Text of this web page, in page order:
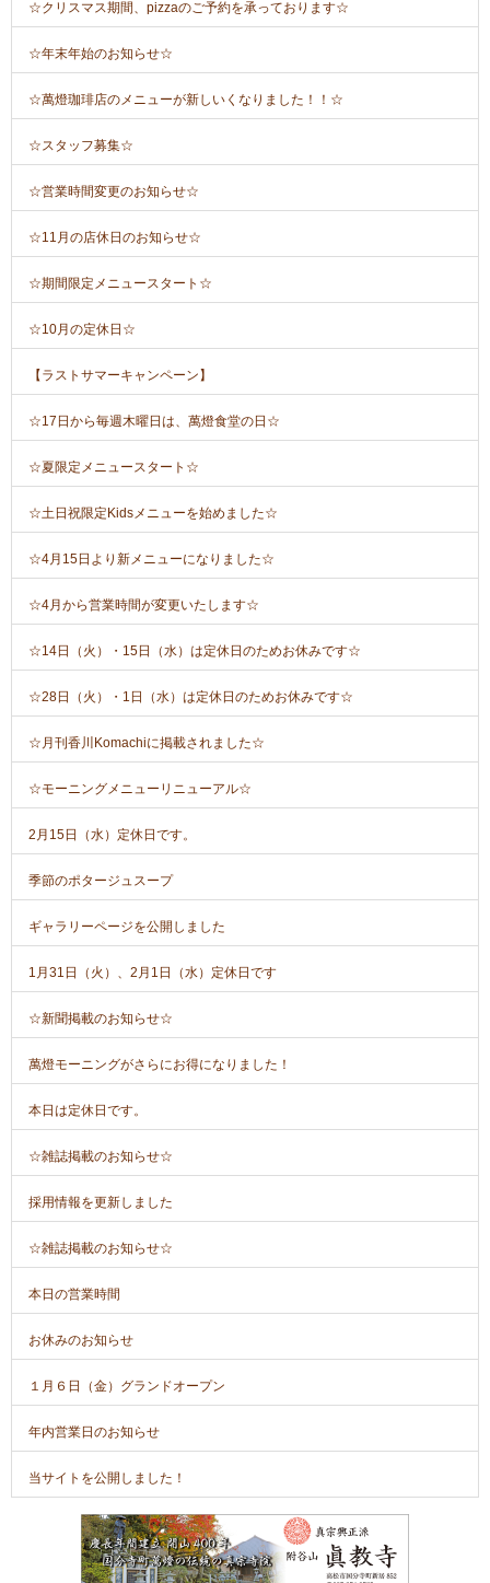
☆クリスマス期間、pizzaのご予約を承っております☆
☆年末年始のお知らせ☆
☆萬燈珈琲店のメニューが新しいくなりました！！☆
☆スタッフ募集☆
☆営業時間変更のお知らせ☆
☆11月の店休日のお知らせ☆
☆期間限定メニュースタート☆
☆10月の定休日☆
【ラストサマーキャンペーン】
☆17日から毎週木曜日は、萬燈食堂の日☆
☆夏限定メニュースタート☆
☆土日祝限定Kidsメニューを始めました☆
☆4月15日より新メニューになりました☆
☆4月から営業時間が変更いたします☆
☆14日（火）・15日（水）は定休日のためお休みです☆
☆28日（火）・1日（水）は定休日のためお休みです☆
☆月刊香川Komachiに掲載されました☆
☆モーニングメニューリニューアル☆
2月15日（水）定休日です。
季節のポタージュスープ
ギャラリーページを公開しました
1月31日（火）、2月1日（水）定休日です
☆新聞掲載のお知らせ☆
萬燈モーニングがさらにお得になりました！
本日は定休日です。
☆雑誌掲載のお知らせ☆
採用情報を更新しました
☆雑誌掲載のお知らせ☆
本日の営業時間
お休みのお知らせ
１月６日（金）グランドオープン
年内営業日のお知らせ
当サイトを公開しました！